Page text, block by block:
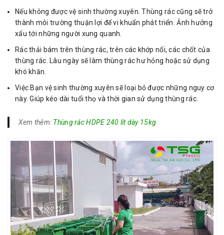
Nếu không được vệ sinh thường xuyên. Thùng rác cũng sẽ trở
thành môi trường thuận lợi để vi khuẩn phát triển. Ảnh hưởng
xấu tới những người xung quanh.
Rác thải bám trên thùng rác, trên các khớp nối, các chốt của
thùng rác. Lâu ngày sẽ làm thùng rác hư hỏng hoặc sử dụng
khó khăn.
Việc Bạn vệ sinh thường xuyên sẽ loại bỏ được những nguy cơ
này. Giúp kéo dài tuổi thọ và thời gian sử dụng thùng rác.
Xem thêm: Thùng rác HDPE 240 lít dày 15kg